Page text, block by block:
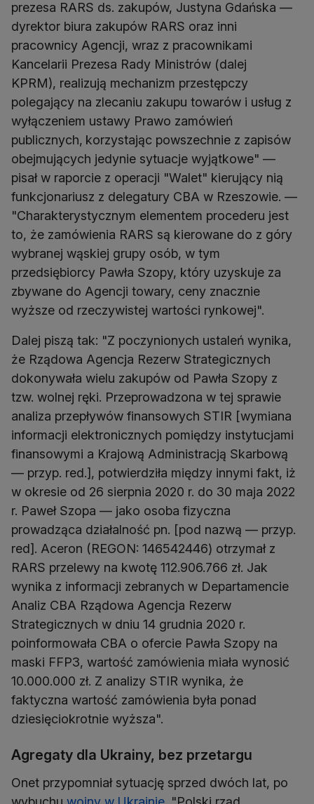
prezesa RARS ds. zakupów, Justyna Gdańska —
dyrektor biura zakupów RARS oraz inni
pracownicy Agencji, wraz z pracownikami
Kancelarii Prezesa Rady Ministrów (dalej
KPRM), realizują mechanizm przestępczy
polegający na zlecaniu zakupu towarów i usług z
wyłączeniem ustawy Prawo zamówień
publicznych, korzystając powszechnie z zapisów
obejmujących jedynie sytuacje wyjątkowe" —
pisał w raporcie z operacji "Walet" kierujący nią
funkcjonariusz z delegatury CBA w Rzeszowie. —
"Charakterystycznym elementem procederu jest
to, że zamówienia RARS są kierowane do z góry
wybranej wąskiej grupy osób, w tym
przedsiębiorcy Pawła Szopy, który uzyskuje za
zbywane do Agencji towary, ceny znacznie
wyższe od rzeczywistej wartości rynkowej".
Dalej piszą tak: "Z poczynionych ustaleń wynika,
że Rządowa Agencja Rezerw Strategicznych
dokonywała wielu zakupów od Pawła Szopy z
tzw. wolnej ręki. Przeprowadzona w tej sprawie
analiza przepływów finansowych STIR [wymiana
informacji elektronicznych pomiędzy instytucjami
finansowymi a Krajową Administracją Skarbową
— przyp. red.], potwierdziła między innymi fakt, iż
w okresie od 26 sierpnia 2020 r. do 30 maja 2022
r. Paweł Szopa — jako osoba fizyczna
prowadząca działalność pn. [pod nazwą — przyp.
red]. Aceron (REGON: 146542446) otrzymał z
RARS przelewy na kwotę 112.906.766 zł. Jak
wynika z informacji zebranych w Departamencie
Analiz CBA Rządowa Agencja Rezerw
Strategicznych w dniu 14 grudnia 2020 r.
poinformowała CBA o ofercie Pawła Szopy na
maski FFP3, wartość zamówienia miała wynosić
10.000.000 zł. Z analizy STIR wynika, że
faktyczna wartość zamówienia była ponad
dziesięciokrotnie wyższa".
Agregaty dla Ukrainy, bez przetargu
Onet przypomniał sytuację sprzed dwóch lat, po